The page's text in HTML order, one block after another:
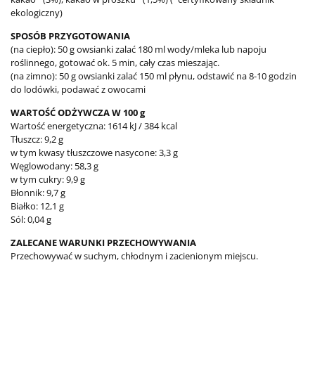
ekologiczny)
SPOSÓB PRZYGOTOWANIA
(na ciepło): 50 g owsianki zalać 180 ml wody/mleka lub napoju
roślinnego, gotować ok. 5 min, cały czas mieszając.
(na zimno): 50 g owsianki zalać 150 ml płynu, odstawić na 8-10 godzin
do lodówki, podawać z owocami
WARTOŚĆ ODŻYWCZA W 100 g
Wartość energetyczna: 1614 kJ / 384 kcal
Tłuszcz: 9,2 g
w tym kwasy tłuszczowe nasycone: 3,3 g
Węglowodany: 58,3 g
w tym cukry: 9,9 g
Błonnik: 9,7 g
Białko: 12,1 g
Sól: 0,04 g
ZALECANE WARUNKI PRZECHOWYWANIA
Przechowywać w suchym, chłodnym i zacienionym miejscu.